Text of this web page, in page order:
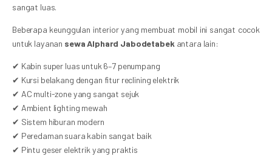
sangat luas.
Beberapa keunggulan interior yang membuat mobil ini sangat cocok
untuk layanan sewa Alphard Jabodetabek antara lain:
✔ Kabin super luas untuk 6–7 penumpang
✔ Kursi belakang dengan fitur reclining elektrik
✔ AC multi-zone yang sangat sejuk
✔ Ambient lighting mewah
✔ Sistem hiburan modern
✔ Peredaman suara kabin sangat baik
✔ Pintu geser elektrik yang praktis